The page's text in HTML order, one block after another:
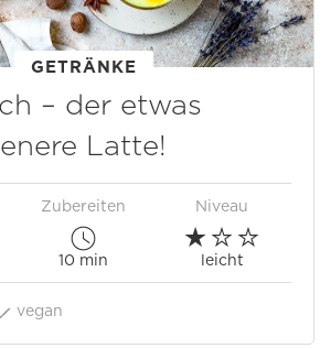
GETRÄNKE
– der etwas
Latte!
Zubereiten
10 min
Niveau
leicht
vegan